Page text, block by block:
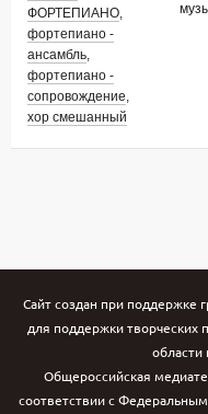
ФОРТЕПИАНО,
фортепиано -
ансамбль,
фортепиано -
сопровождение,
хор смешанный
Сайт создан при поддержке
для поддержки творческих
области
Общероссийская
соответствии с